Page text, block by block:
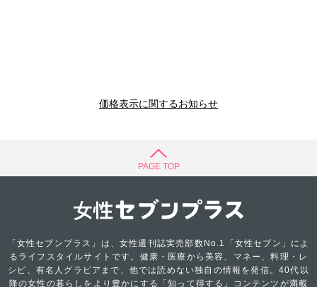
価格表示に関するお知らせ
PAGE TOP
「女性セブンプラス」は、女性週刊誌実売部数No.1「女性セブン」によ
るライフスタイルサイトです。健康・医療から美容、マネー、料理・レ
シピ、有名人グラビアまで、他では読めない独自の情報を発信。40代以
降の女性の暮らしをより豊かにする「知って得する」コンテンツが満載